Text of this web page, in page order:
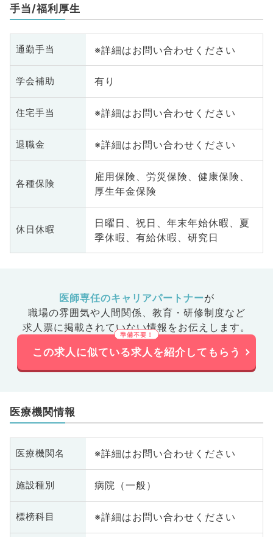
手当/福利厚生
通勤手当 ※詳細はお問い合わせください
学会補助 有り
住宅手当 ※詳細はお問い合わせください
退職金 ※詳細はお問い合わせください
各種保険
雇用保険、労災保険、健康保険、
厚生年金保険
休日休暇
日曜日、祝日、年末年始休暇、夏
季休暇、有給休暇、研究日
医師専任のキャリアパートナーが
職場の雰囲気や人間関係、 教育・研修制度など
求人票に掲載されていない情報をお伝えします。
この求人に似ている求人を紹介してもらう
医療機関情報
医療機関名 ※詳細はお問い合わせください
施設種別 病院（一般）
標榜科目 ※詳細はお問い合わせください